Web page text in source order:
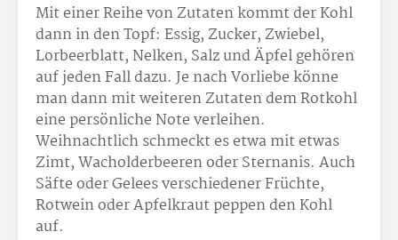
Mit einer Reihe von Zutaten kommt der Kohl
dann in den Topf: Essig, Zucker, Zwiebel,
Lorbeerblatt, Nelken, Salz und Äpfel gehören
auf jeden Fall dazu. Je nach Vorliebe könne
man dann mit weiteren Zutaten dem Rotkohl
eine persönliche Note verleihen.
Weihnachtlich schmeckt es etwa mit etwas
Zimt, Wacholderbeeren oder Sternanis. Auch
Säfte oder Gelees verschiedener Früchte,
Rotwein oder Apfelkraut peppen den Kohl
auf.